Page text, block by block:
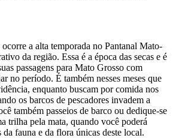
a alta temporada no Pantanal Mato-
da região. Essa é a época das secas e é
passagens para Mato Grosso com
no período. É também nesses meses que
enquanto buscam por comida nos
os barcos de pescadores invadem a
também passeios de barco ou dedique-se
trilha pela mata, quando você poderá
fauna e da flora únicas deste local.